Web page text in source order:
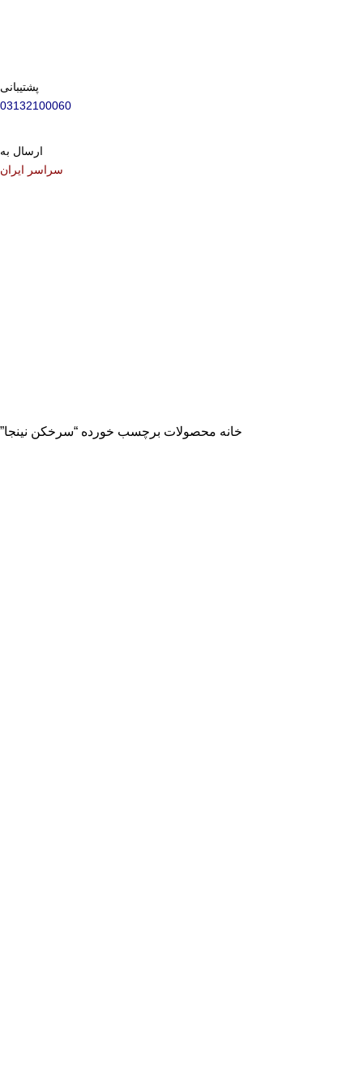
پشتیبانی
03132100060
ارسال به
سراسر ایران
خانه محصولات برچسب خورده “سرخکن نینجا”